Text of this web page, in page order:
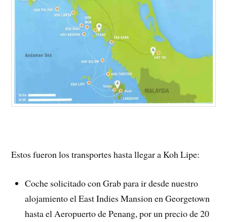
Estos fueron los transportes hasta llegar a Koh Lipe:
Coche solicitado con Grab para ir desde nuestro
alojamiento el East Indies Mansion en Georgetown
hasta el Aeropuerto de Penang, por un precio de 20